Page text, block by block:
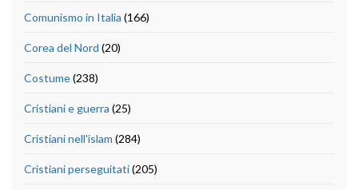
Comunismo in Italia (166)
Corea del Nord (20)
Costume(238)
Cristiani e guerra (25)
Cristiani nell'islam (284)
Cristiani perseguitati(205)